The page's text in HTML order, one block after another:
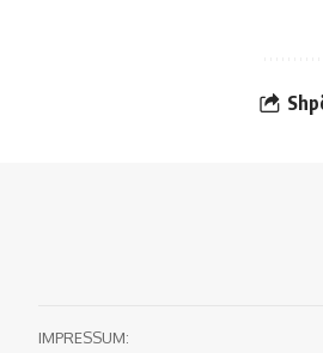
IMPRESSUM: